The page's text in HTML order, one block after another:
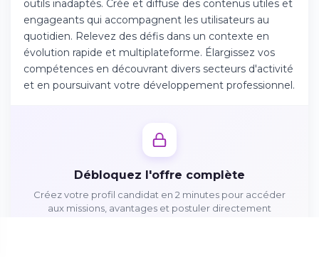
outils inadaptés. Crée et diffuse des contenus utiles et
engageants qui accompagnent les utilisateurs au
quotidien. Relevez des défis dans un contexte en
évolution rapide et multiplateforme. Élargissez vos
compétences en découvrant divers secteurs d'activité
et en poursuivant votre développement professionnel.
Débloquez l'offre complète
Créez votre profil candidat en 2 minutes pour accéder
aux missions, avantages et postuler directement
Téléchargez l'app sur Google Play
Se connecter sur le web